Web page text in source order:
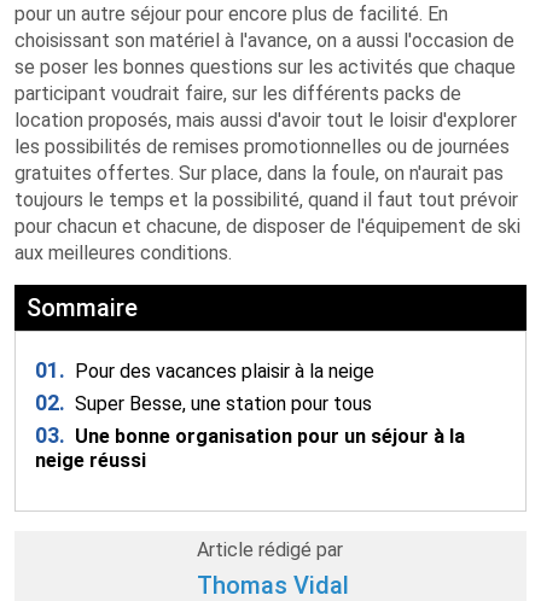
pour un autre séjour pour encore plus de facilité. En
choisissant son matériel à l'avance, on a aussi l'occasion de
se poser les bonnes questions sur les activités que chaque
participant voudrait faire, sur les différents packs de
location proposés, mais aussi d'avoir tout le loisir d'explorer
les possibilités de remises promotionnelles ou de journées
gratuites offertes. Sur place, dans la foule, on n'aurait pas
toujours le temps et la possibilité, quand il faut tout prévoir
pour chacun et chacune, de disposer de l'équipement de ski
aux meilleures conditions.
Sommaire
01. Pour des vacances plaisir à la neige
02. Super Besse, une station pour tous
03. Une bonne organisation pour un séjour à la
neige réussi
Article rédigé par
Thomas Vidal